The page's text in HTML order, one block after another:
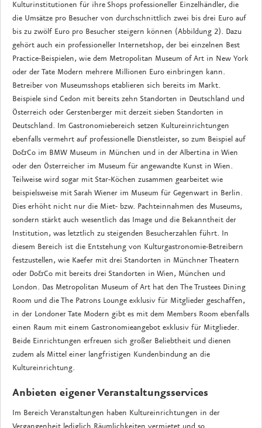
Kulturinstitutionen für ihre Shops professioneller Einzelhändler, die
die Umsätze pro Besucher von durchschnittlich zwei bis drei Euro auf
bis zu zwölf Euro pro Besucher steigern können (Abbildung 2). Dazu
gehört auch ein professioneller Internetshop, der bei einzelnen Best
Practice-Beispielen, wie dem Metropolitan Museum of Art in New York
oder der Tate Modern mehrere Millionen Euro einbringen kann.
Betreiber von Museumsshops etablieren sich bereits im Markt.
Beispiele sind Cedon mit bereits zehn Standorten in Deutschland und
Österreich oder Gerstenberger mit derzeit sieben Standorten in
Deutschland. Im Gastronomiebereich setzen Kultureinrichtungen
ebenfalls vermehrt auf professionelle Dienstleister, so zum Beispiel auf
Do&Co im BMW Museum in München und in der Albertina in Wien
oder den Österreicher im Museum für angewandte Kunst in Wien.
Teilweise wird sogar mit Star-Köchen zusammen gearbeitet wie
beispielsweise mit Sarah Wiener im Museum für Gegenwart in Berlin.
Dies erhöht nicht nur die Miet- bzw. Pachteinnahmen des Museums,
sondern stärkt auch wesentlich das Image und die Bekanntheit der
Institution, was letztlich zu steigenden Besucherzahlen führt. In
diesem Bereich ist die Entstehung von Kulturgastronomie-Betreibern
festzustellen, wie Kaefer mit drei Standorten in Münchner Theatern
oder Do&Co mit bereits drei Standorten in Wien, München und
London. Das Metropolitan Museum of Art hat den The Trustees Dining
Room und die The Patrons Lounge exklusiv für Mitglieder geschaffen,
in der Londoner Tate Modern gibt es mit dem Members Room ebenfalls
einen Raum mit einem Gastronomieangebot exklusiv für Mitglieder.
Beide Einrichtungen erfreuen sich großer Beliebtheit und dienen
zudem als Mittel einer langfristigen Kundenbindung an die
Kultureinrichtung.
Anbieten eigener Veranstaltungsservices
Im Bereich Veranstaltungen haben Kultureinrichtungen in der